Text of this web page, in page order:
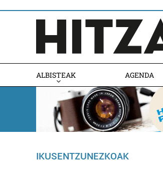
ALBISTEAK AGENDA
IKUSENTZUNEZKOAK